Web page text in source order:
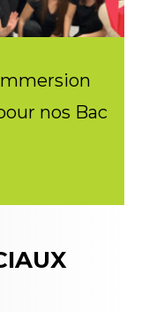
nos Bac